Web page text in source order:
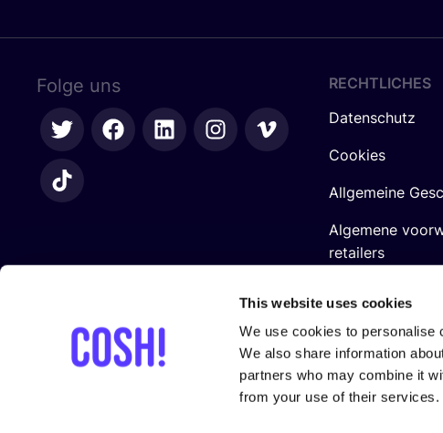
This website uses cookies
We use cookies to personalise
We also share information
partners who may combine it
from your use of their services.
Folge uns
RECHTLICHES
Datenschutz
Cookies
Allgemeine
Algemene
retailers